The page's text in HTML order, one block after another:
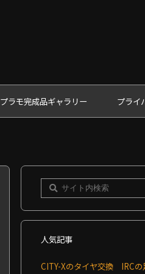
プラモ完成品ギャラリー プライ
人気記事
CITY-Xのタイヤ交換 IRC